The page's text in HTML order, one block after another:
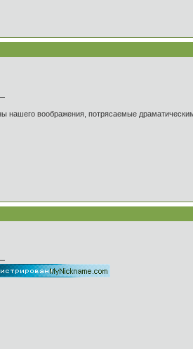
нашего воображения, потрясаемые